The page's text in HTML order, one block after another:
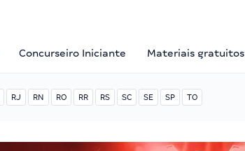
Concurseiro Iniciante Materiais gratuitos
RJ RN RO RR RS SC SE SP TO